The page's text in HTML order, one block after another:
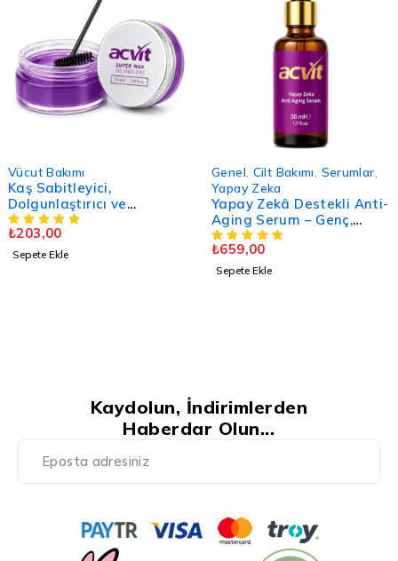
Genel,Cilt Bakımı
Yapay Zeka
Yapay Zekâ Destekli Anti-
Aging Serum – Genç,
Dinamik ve Kişiye Özel
Cilt Bakımı - 50 ML
₺659,00
Vücut Bakımı
Tüy Dökücü Krem -
/150 ML.
₺359,00
Sepete Ekle
Kaydolun, İndirimlerden
Haberdar Olun...